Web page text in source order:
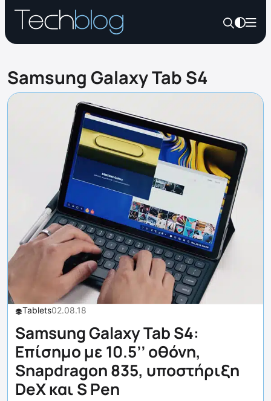
Samsung Galaxy Tab S4
Tablets02.08.18
Samsung Galaxy Tab S4:
Επίσημο με 10.5’’ οθόνη,
Snapdragon 835, υποστήριξη
DeX και S Pen